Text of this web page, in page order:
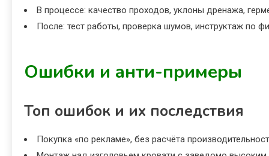
В процессе: качество проходов, уклоны дренажа,
После: тест работы, проверка шумов, инструктаж по
Ошибки и анти-примеры
Топ ошибок и их последствия
Покупка «по рекламе», без расчёта